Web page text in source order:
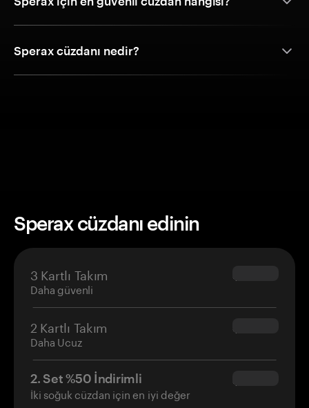
Sperax cüzdanı nedir?
Sperax cüzdanı edinin
3 Kartlı Takım
Daha güvenli
$69.90
2 Kartlı Takım
Daha Ucuz
$54.90
2. Set %50 İndirimli
İki soğuk cüzdan için en iyi değer
$34.95